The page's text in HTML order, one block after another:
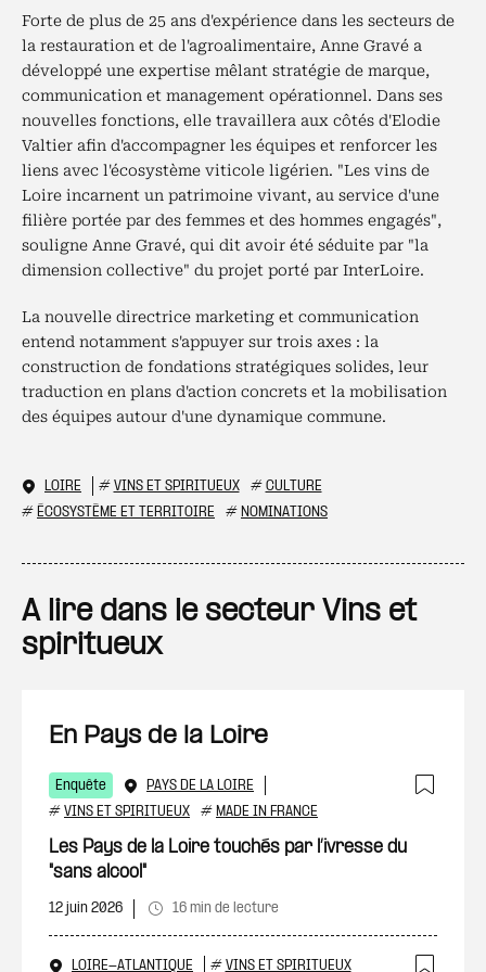
Forte de plus de 25 ans d'expérience dans les secteurs de
la restauration et de l'agroalimentaire, Anne Gravé a
développé une expertise mêlant stratégie de marque,
communication et management opérationnel. Dans ses
nouvelles fonctions, elle travaillera aux côtés d'Elodie
Valtier afin d'accompagner les équipes et renforcer les
liens avec l'écosystème viticole ligérien. "Les vins de
Loire incarnent un patrimoine vivant, au service d'une
filière portée par des femmes et des hommes engagés",
souligne Anne Gravé, qui dit avoir été séduite par "la
dimension collective" du projet porté par InterLoire.
La nouvelle directrice marketing et communication
entend notamment s'appuyer sur trois axes : la
construction de fondations stratégiques solides, leur
traduction en plans d'action concrets et la mobilisation
des équipes autour d'une dynamique commune.
LOIRE # VINS ET SPIRITUEUX # CULTURE
# ÉCOSYSTÈME ET TERRITOIRE # NOMINATIONS
A lire dans le secteur Vins et
spiritueux
En Pays de la Loire
Enquête
PAYS DE LA LOIRE
# VINS ET SPIRITUEUX # MADE IN FRANCE
Les Pays de la Loire touchés par l’ivresse du
"sans alcool"
12 juin 2026 16 min de lecture
LOIRE-ATLANTIQUE # VINS ET SPIRITUEUX